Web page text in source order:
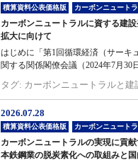
積算資料公表価格版 カーボンニュート
カーボンニュートラルに資する建
拡大に向けて
はじめに「第1回循環経済（サーキ
関する関係閣僚会議（2024年7月30
タグ: カーボンニュートラルと建
2026.07.28
積算資料公表価格版 カーボンニュート
カーボンニュートラルの実現に貢
本鉄鋼業の脱炭素化への取組みと国